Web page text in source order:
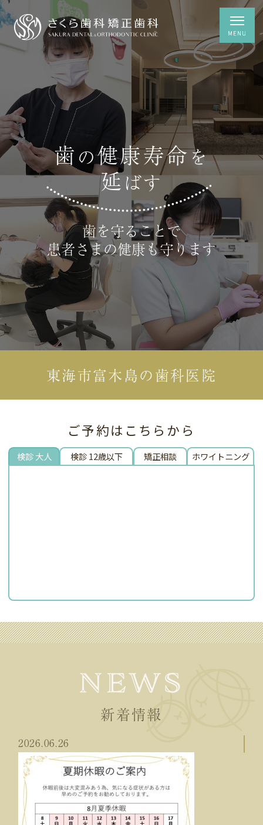
歯の健康寿命を
延ばす
歯を守ることで
患者さまの健康も守ります
東海市富木島の歯科医院
ご予約はこちらから
検診 大人 検診 12歳以下 矯正相談 ホワイトニング
NEWS
新着情報
2026.06.26